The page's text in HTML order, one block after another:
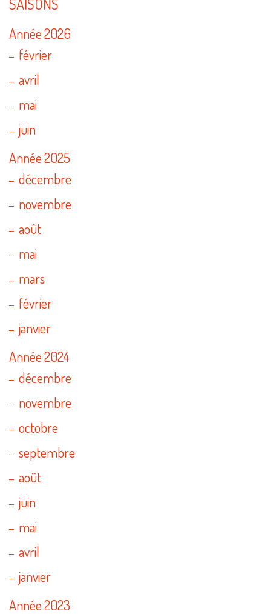
SAISONS
Année 2026
février
avril
mai
juin
Année 2025
décembre
novembre
août
mai
mars
février
janvier
Année 2024
décembre
novembre
octobre
septembre
août
juin
mai
avril
janvier
Année 2023